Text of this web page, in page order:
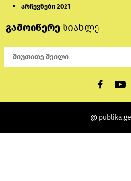
არჩევნები 2021
გამოიწერე სიახლე
@ publika.ge